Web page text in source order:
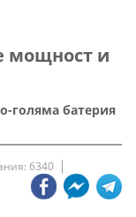
мощност и
голяма батерия
6340